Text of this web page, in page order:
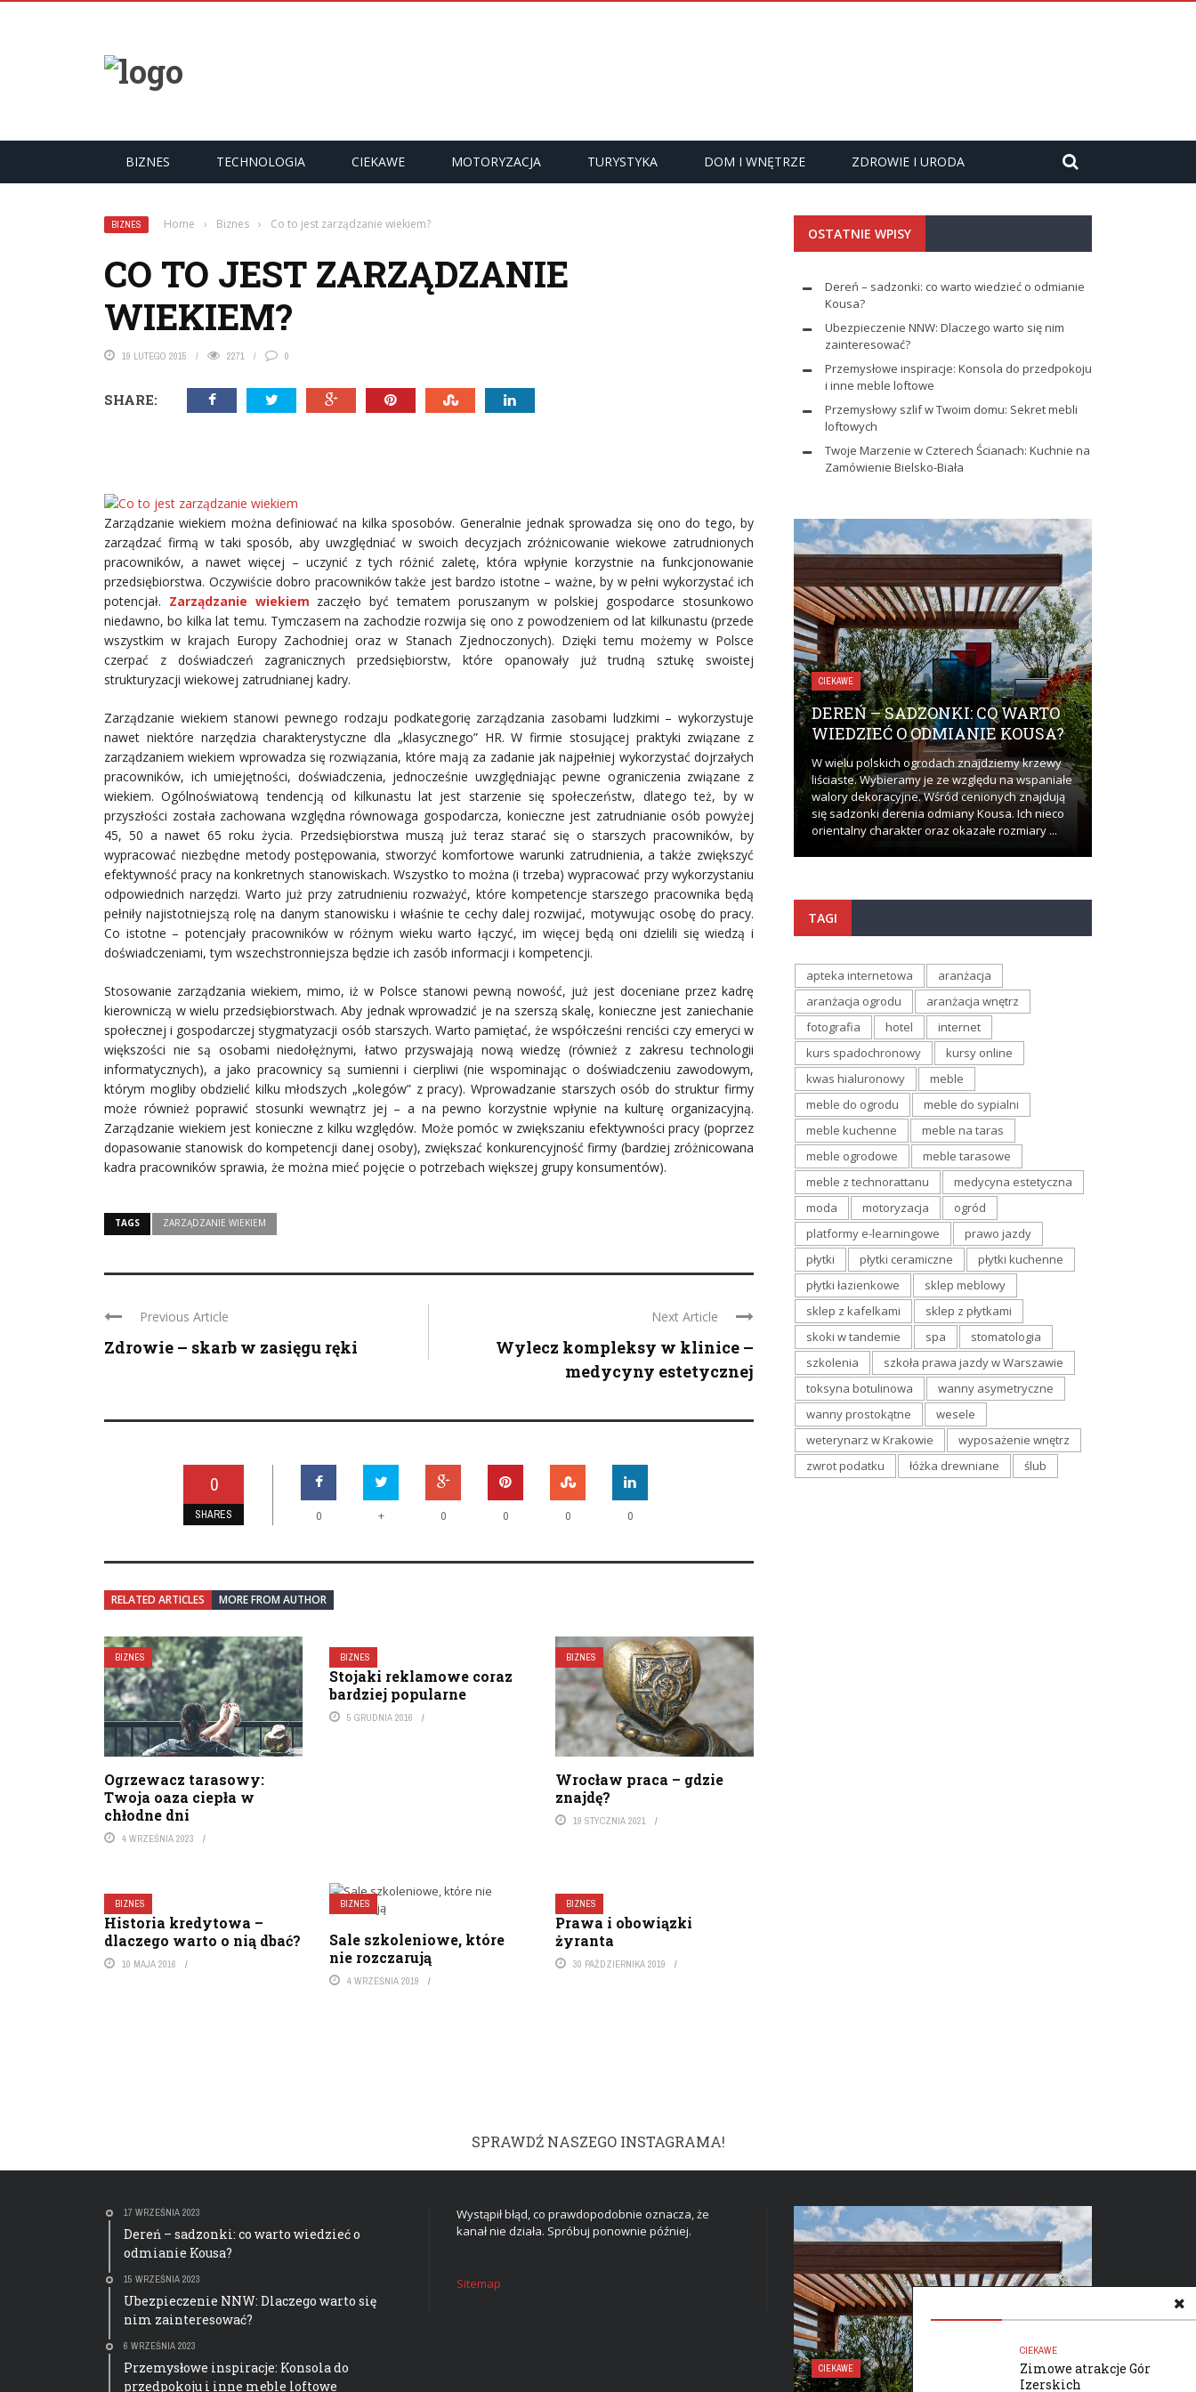
BIZNES TECHNOLOGIA CIEKAWE MOTORYZACJA TURYSTYKA DOM I WNĘTRZE ZDROWIE I URODA
BIZNES Home › Biznes › Co to jest zarządzanie wiekiem?
CO TO JEST ZARZĄDZANIE
WIEKIEM?
19 LUTEGO 2015 2271 0
SHARE:
Zarządzanie wiekiem można definiować na kilka sposobów. Generalnie jednak sprowadza się ono do tego, by
zarządzać firmą w taki sposób, aby uwzględniać w swoich decyzjach zróżnicowanie wiekowe zatrudnionych
pracowników, a nawet więcej – uczynić z tych różnić zaletę, która wpłynie korzystnie na funkcjonowanie
przedsiębiorstwa. Oczywiście dobro pracowników także jest bardzo istotne – ważne, by w pełni wykorzystać ich
potencjał. Zarządzanie wiekiem zaczęło być tematem poruszanym w polskiej gospodarce stosunkowo
niedawno, bo kilka lat temu. Tymczasem na zachodzie rozwija się ono z powodzeniem od lat kilkunastu (przede
wszystkim w krajach Europy Zachodniej oraz w Stanach Zjednoczonych). Dzięki temu możemy w Polsce
czerpać z doświadczeń zagranicznych przedsiębiorstw, które opanowały już trudną sztukę swoistej
strukturyzacji wiekowej zatrudnianej kadry.
Zarządzanie wiekiem stanowi pewnego rodzaju podkategorię zarządzania zasobami ludzkimi – wykorzystuje
nawet niektóre narzędzia charakterystyczne dla „klasycznego” HR. W firmie stosującej praktyki związane z
zarządzaniem wiekiem wprowadza się rozwiązania, które mają za zadanie jak najpełniej wykorzystać dojrzałych
pracowników, ich umiejętności, doświadczenia, jednocześnie uwzględniając pewne ograniczenia związane z
wiekiem. Ogólnoświatową tendencją od kilkunastu lat jest starzenie się społeczeństw, dlatego też, by w
przyszłości została zachowana względna równowaga gospodarcza, konieczne jest zatrudnianie osób powyżej
45, 50 a nawet 65 roku życia. Przedsiębiorstwa muszą już teraz starać się o starszych pracowników, by
wypracować niezbędne metody postępowania, stworzyć komfortowe warunki zatrudnienia, a także zwiększyć
efektywność pracy na konkretnych stanowiskach. Wszystko to można (i trzeba) wypracować przy wykorzystaniu
odpowiednich narzędzi. Warto już przy zatrudnieniu rozważyć, które kompetencje starszego pracownika będą
pełniły najistotniejszą rolę na danym stanowisku i właśnie te cechy dalej rozwijać, motywując osobę do pracy.
Co istotne – potencjały pracowników w różnym wieku warto łączyć, im więcej będą oni dzielili się wiedzą i
doświadczeniami, tym wszechstronniejsza będzie ich zasób informacji i kompetencji.
Stosowanie zarządzania wiekiem, mimo, iż w Polsce stanowi pewną nowość, już jest doceniane przez kadrę
kierowniczą w wielu przedsiębiorstwach. Aby jednak wprowadzić je na szerszą skalę, konieczne jest zaniechanie
społecznej i gospodarczej stygmatyzacji osób starszych. Warto pamiętać, że współcześni renciści czy emeryci w
większości nie są osobami niedołężnymi, łatwo przyswajają nową wiedzę (również z zakresu technologii
informatycznych), a jako pracownicy są sumienni i cierpliwi (nie wspominając o doświadczeniu zawodowym,
którym mogliby obdzielić kilku młodszych „kolegów” z pracy). Wprowadzanie starszych osób do struktur firmy
może również poprawić stosunki wewnątrz jej – a na pewno korzystnie wpłynie na kulturę organizacyjną.
Zarządzanie wiekiem jest konieczne z kilku względów. Może pomóc w zwiększaniu efektywności pracy (poprzez
dopasowanie stanowisk do kompetencji danej osoby), zwiększać konkurencyjność firmy (bardziej zróżnicowana
kadra pracowników sprawia, że można mieć pojęcie o potrzebach większej grupy konsumentów).
TAGS ZARZĄDZANIE WIEKIEM
Previous Article
Zdrowie – skarb w zasięgu ręki
Next Article
Wylecz kompleksy w klinice –
medycyny estetycznej
0
SHARES 0 + 0 0 0 0
RELATED ARTICLES MORE FROM AUTHOR
BIZNES
Ogrzewacz tarasowy:
Twoja oaza ciepła w
chłodne dni
4 WRZEŚNIA 2023
BIZNES
Stojaki reklamowe coraz
bardziej popularne
5 GRUDNIA 2016
BIZNES
Wrocław praca – gdzie
znajdę?
19 STYCZNIA 2021
BIZNES
Historia kredytowa –
dlaczego warto o nią dbać?
10 MAJA 2016
BIZNES
Sale szkoleniowe, które
nie rozczarują
4 WRZEŚNIA 2019
BIZNES
Prawa i obowiązki
żyranta
30 PAŹDZIERNIKA 2019
CIEKAWE
Zimowe atrakcje Gór
Izerskich
OSTATNIE WPISY
Dereń – sadzonki: co warto wiedzieć o odmianie
Kousa?
Ubezpieczenie NNW: Dlaczego warto się nim
zainteresować?
Przemysłowe inspiracje: Konsola do przedpokoju
i inne meble loftowe
Przemysłowy szlif w Twoim domu: Sekret mebli
loftowych
Twoje Marzenie w Czterech Ścianach: Kuchnie na
Zamówienie Bielsko-Biała
DOM I WNĘTRZE
TWOJE MARZENIE W
KUCHNIE NA ZAMÓWIENIE
BIELSKO-BIAŁA
Twoje Marzenie w Czterech Ścianach: Kuchnie
na Zamówienie Bielsko-Biała W wielkim oceanie
możliwości, gdzie każda fala przynosi nową
inspirację, kuchnia staje się naszą bezpieczną
przystanią. Jak uczynić ją miejscem marzeń ...
CIEKAWE
DEREŃ – SADZONKI: CO WARTO
WIEDZIEĆ O ODMIANIE KOUSA?
W wielu polskich ogrodach znajdziemy krzewy
liściaste. Wybieramy je ze względu na wspaniałe
walory dekoracyjne. Wśród cenionych znajdują
się sadzonki derenia odmiany Kousa. Ich nieco
orientalny charakter oraz okazałe rozmiary ...
TAGI
apteka internetowa
aranżacja
aranżacja ogrodu
aranżacja wnętrz
fotografia
hotel
internet
kurs spadochronowy
kursy online
kwas hialuronowy
meble
meble do ogrodu
meble do sypialni
meble kuchenne
meble na taras
meble ogrodowe
meble tarasowe
meble z technorattanu
medycyna estetyczna
moda
motoryzacja
ogród
platformy e-learningowe
prawo jazdy
płytki
płytki ceramiczne
płytki kuchenne
płytki łazienkowe
sklep meblowy
sklep z kafelkami
sklep z płytkami
skoki w tandemie
spa
stomatologia
szkolenia
szkoła prawa jazdy w Warszawie
toksyna botulinowa
wanny asymetryczne
wanny prostokątne
wesele
weterynarz w Krakowie
wyposażenie wnętrz
zwrot podatku
łóżka drewniane ślub
SPRAWDŹ NASZEGO INSTAGRAMA!
17 WRZEŚNIA 2023
Dereń – sadzonki: co warto wiedzieć o
odmianie Kousa?
15 WRZEŚNIA 2023
Ubezpieczenie NNW: Dlaczego warto się
nim zainteresować?
6 WRZEŚNIA 2023
Przemysłowe inspiracje: Konsola do
przedpokoju i inne meble loftowe
Wystąpił błąd, co prawdopodobnie oznacza, że
kanał nie działa. Spróbuj ponownie później.
Sitemap
CIEKAWE